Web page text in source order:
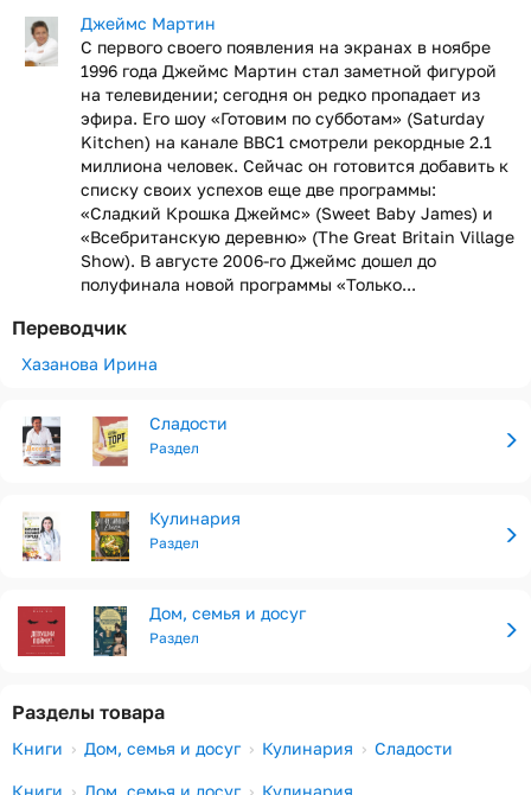
Джеймс Мартин
С первого своего появления на экранах в ноябре
1996 года Джеймс Мартин стал заметной фигурой
на телевидении; сегодня он редко пропадает из
эфира. Его шоу «Готовим по субботам» (Saturday
Kitchen) на канале BBC1 смотрели рекордные 2.1
миллиона человек. Сейчас он готовится добавить к
списку своих успехов еще две программы:
«Сладкий Крошка Джеймс» (Sweet Baby James) и
«Всебританскую деревню» (The Great Britain Village
Show). В августе 2006-го Джеймс дошел до
полуфинала новой программы «Только...
Переводчик
Хазанова Ирина
Сладости
Раздел
Кулинария
Раздел
Дом, семья и досуг
Раздел
Разделы товара
Книги Дом, семья и досуг Кулинария Сладости
Книги Дом, семья и досуг Кулинария